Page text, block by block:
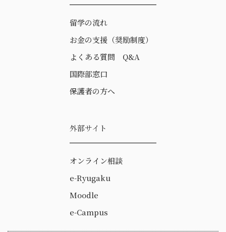
留学の流れ
お金の支援（奨励制度）
よくある質問 Q&A
国際部窓口
保護者の方へ
外部サイト
オンライン相談
e-Ryugaku
Moodle
e-Campus